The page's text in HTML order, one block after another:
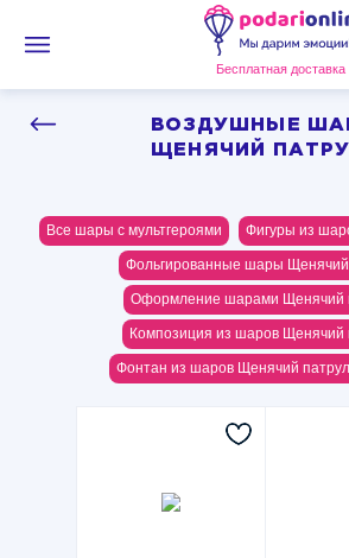
Бесплатная доставка
ВОЗДУШНЫЕ
ЩЕНЯЧИЙ
Все шары с мультгероями Фигуры из
Фольгированные шары Щенячий
Оформление шарами Щенячий
Композиция из шаров Щенячий
Фонтан из шаров Щенячий